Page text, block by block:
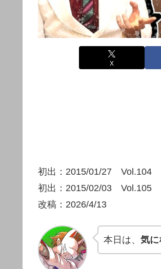
X
初出：2015/01/27 Vol.104
初出：2015/02/03 Vol.105
改稿：2026/4/13
本日は、 気に